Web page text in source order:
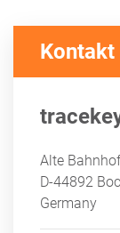
Kontakt
Alte
D-44892
Germany